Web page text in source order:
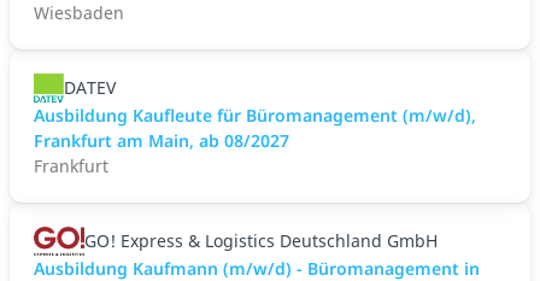
Wiesbaden
DATEV
Ausbildung Kaufleute für Büromanagement (m/w/d),
Frankfurt am Main, ab 08/2027
Frankfurt
GO! Express & Logistics Deutschland GmbH
Ausbildung Kaufmann (m/w/d) - Büromanagement in